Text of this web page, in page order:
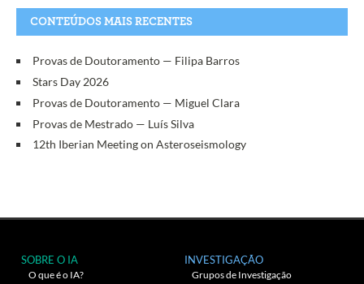
CONTEÚDOS MAIS RECENTES
Provas de Doutoramento — Filipa Barros
Stars Day 2026
Provas de Doutoramento — Miguel Clara
Provas de Mestrado — Luís Silva
12th Iberian Meeting on Asteroseismology
SOBRE O IA
O que é o IA?
INVESTIGAÇÃO
Grupos de Investigação